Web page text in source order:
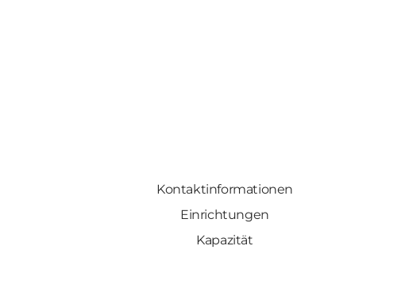
Kontaktinformationen
Einrichtungen
Kapazität